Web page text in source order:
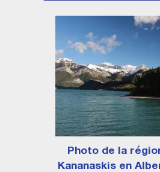
Photo de la
Kananaskis en